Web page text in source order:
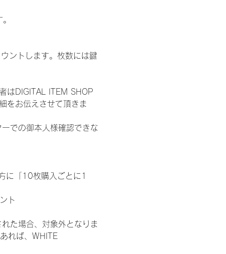
ントします。枚数には鍵
はDIGITAL ITEM SHOP
をお伝えさせて頂きま
での御本人様確認できな
に「10枚購入ごとに1
ト
た場合、対象外となりま
れば、WHITE